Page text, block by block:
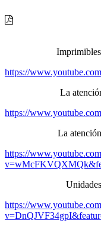
https://
La
https://
La
https://
https://